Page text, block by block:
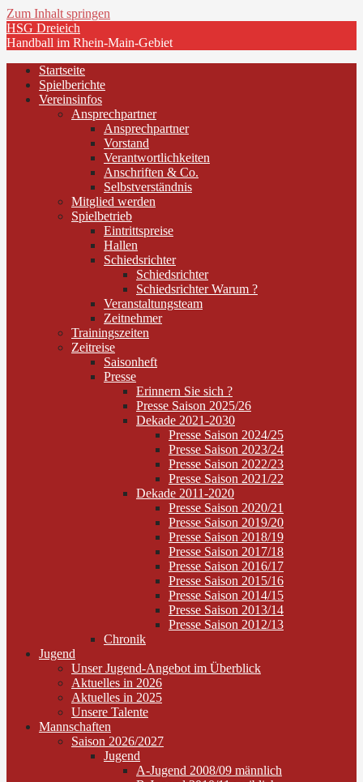
Zum Inhalt springen
HSG Dreieich
Handball im Rhein-Main-Gebiet
Startseite
Spielberichte
Vereinsinfos
Ansprechpartner
Ansprechpartner
Vorstand
Verantwortlichkeiten
Anschriften & Co.
Selbstverständnis
Mitglied werden
Spielbetrieb
Eintrittspreise
Hallen
Schiedsrichter
Schiedsrichter
Schiedsrichter Warum ?
Veranstaltungsteam
Zeitnehmer
Trainingszeiten
Zeitreise
Saisonheft
Presse
Erinnern Sie sich ?
Presse Saison 2025/26
Dekade 2021-2030
Presse Saison 2024/25
Presse Saison 2023/24
Presse Saison 2022/23
Presse Saison 2021/22
Dekade 2011-2020
Presse Saison 2020/21
Presse Saison 2019/20
Presse Saison 2018/19
Presse Saison 2017/18
Presse Saison 2016/17
Presse Saison 2015/16
Presse Saison 2014/15
Presse Saison 2013/14
Presse Saison 2012/13
Chronik
Jugend
Unser Jugend-Angebot im Überblick
Aktuelles in 2026
Aktuelles in 2025
Unsere Talente
Mannschaften
Saison 2026/2027
Jugend
A-Jugend 2008/09 männlich